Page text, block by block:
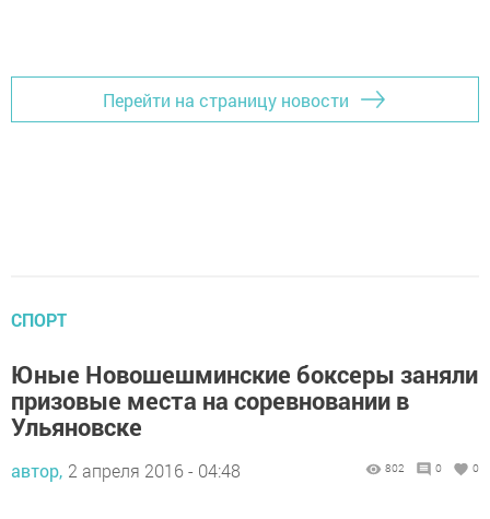
Перейти на страницу новости
СПОРТ
Юные Новошешминские боксеры заняли
призовые места на соревновании в
Ульяновске
автор, 2 апреля 2016 - 04:48 802 0 0